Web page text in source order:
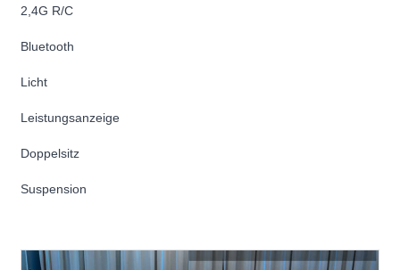
2,4G R/C
Bluetooth
Licht
Leistungsanzeige
Doppelsitz
Suspension